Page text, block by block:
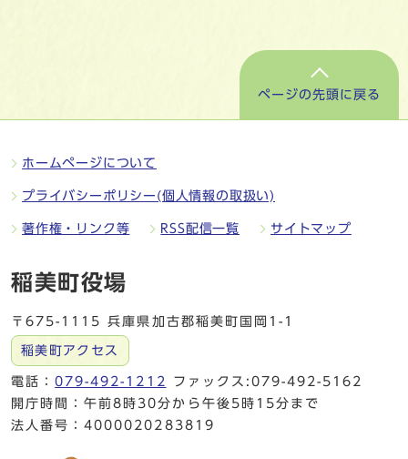
ページの先頭に戻る
ホームページについて
プライバシーポリシー(個人情報の取扱い)
著作権・リンク等 RSS配信一覧 サイトマップ
稲美町役場
〒675-1115 兵庫県加古郡稲美町国岡1-1
稲美町アクセス
電話：079-492-1212
ファックス:079-492-5162
開庁時間：午前8時30分から午後5時15分まで
法人番号：4000020283819